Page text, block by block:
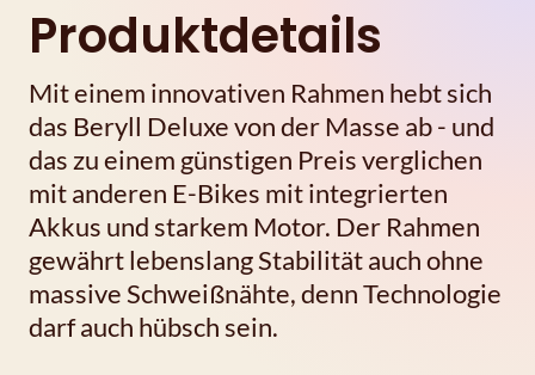
Produktdetails
Mit einem innovativen Rahmen hebt sich
das Beryll Deluxe von der Masse ab - und
das zu einem günstigen Preis verglichen
mit anderen E-Bikes mit integrierten
Akkus und starkem Motor. Der Rahmen
gewährt lebenslang Stabilität auch ohne
massive Schweißnähte, denn Technologie
darf auch hübsch sein.